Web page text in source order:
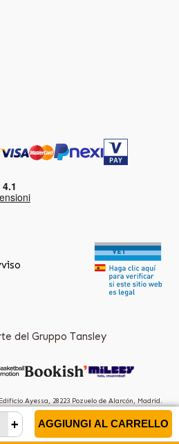
+ AGGIUNGI AL CARRELLO
del Gruppo Tansley
Ayessa, 28223 Pozuelo de Alarcón, Madrid.
(Spain)